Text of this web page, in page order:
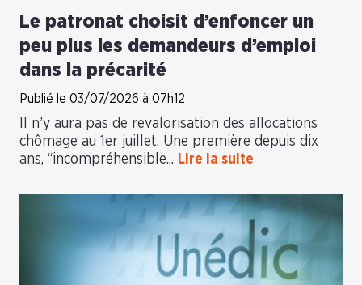
Le patronat choisit d’enfoncer un
peu plus les demandeurs d’emploi
dans la précarité
Publié le 03/07/2026 à 07h12
Il n’y aura pas de revalorisation des allocations
chômage au 1er juillet. Une première depuis dix
ans, “incompréhensible... Lire la suite